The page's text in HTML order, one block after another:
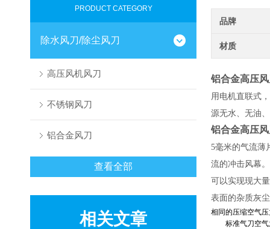
PRODUCT CATEGORY
除水风刀/除尘风刀
高压风机风刀
不锈钢风刀
铝合金风刀
查看全部
相关文章
品牌
材质
铝合金高压
用电机直联式
源无水、无油
铝合金高压
5毫米的气流薄
流的冲击风幕
可以实现现大
表面的杂质灰
相同的压缩空气
标准气刀空气放